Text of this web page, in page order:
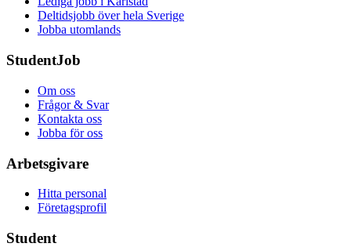
Deltidsjobb över hela Sverige
Jobba utomlands
StudentJob
Om oss
Frågor & Svar
Kontakta oss
Jobba för oss
Arbetsgivare
Hitta personal
Företagsprofil
Student